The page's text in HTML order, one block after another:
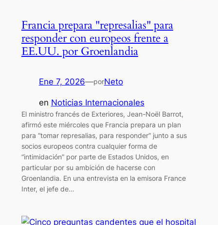
Francia prepara "represalias" para
responder con europeos frente a
EE.UU. por Groenlandia
Ene 7, 2026—porNeto
en Noticias Internacionales
El ministro francés de Exteriores, Jean-Noël Barrot,
afirmó este miércoles que Francia prepara un plan
para “tomar represalias, para responder” junto a sus
socios europeos contra cualquier forma de
“intimidación” por parte de Estados Unidos, en
particular por su ambición de hacerse con
Groenlandia. En una entrevista en la emisora France
Inter, el jefe de…